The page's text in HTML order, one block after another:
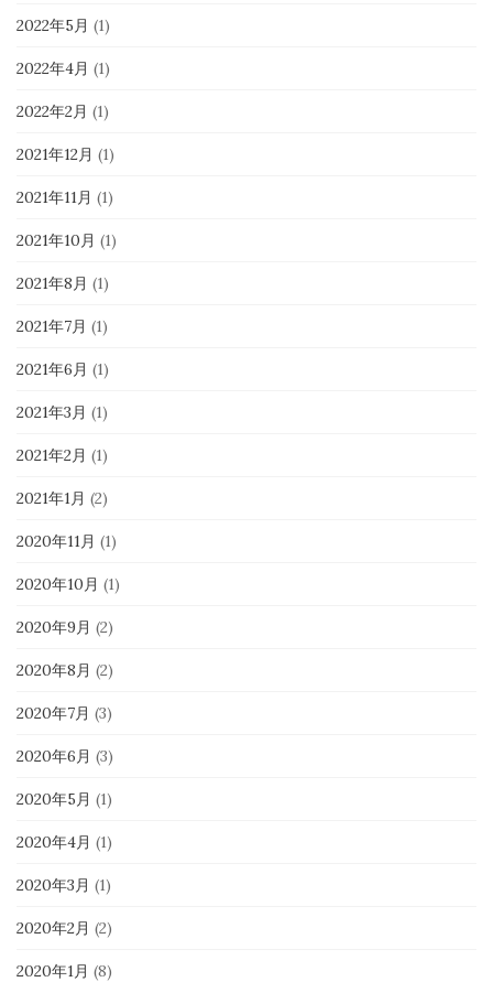
2022年5月 (1)
2022年4月 (1)
2022年2月 (1)
2021年12月 (1)
2021年11月 (1)
2021年10月 (1)
2021年8月 (1)
2021年7月 (1)
2021年6月 (1)
2021年3月 (1)
2021年2月 (1)
2021年1月 (2)
2020年11月 (1)
2020年10月 (1)
2020年9月 (2)
2020年8月 (2)
2020年7月 (3)
2020年6月 (3)
2020年5月 (1)
2020年4月 (1)
2020年3月 (1)
2020年2月 (2)
2020年1月 (8)